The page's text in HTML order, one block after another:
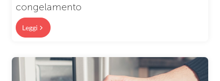
congelamento
Leggi